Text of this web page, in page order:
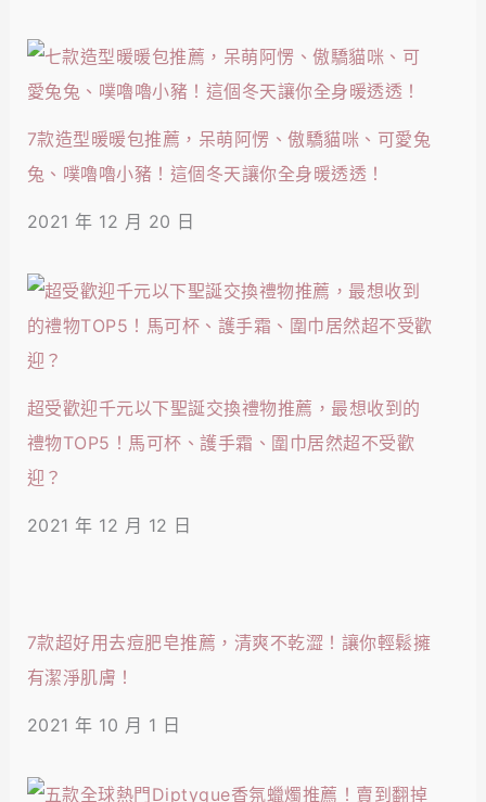
7款造型暖暖包推薦，呆萌阿愣、傲驕貓咪、可愛兔
兔、噗嚕嚕小豬！這個冬天讓你全身暖透透！
2021 年 12 月 20 日
超受歡迎千元以下聖誕交換禮物推薦，最想收到的
禮物TOP5！馬可杯、護手霜、圍巾居然超不受歡
迎？
2021 年 12 月 12 日
7款超好用去痘肥皂推薦，清爽不乾澀！讓你輕鬆擁
有潔淨肌膚！
2021 年 10 月 1 日